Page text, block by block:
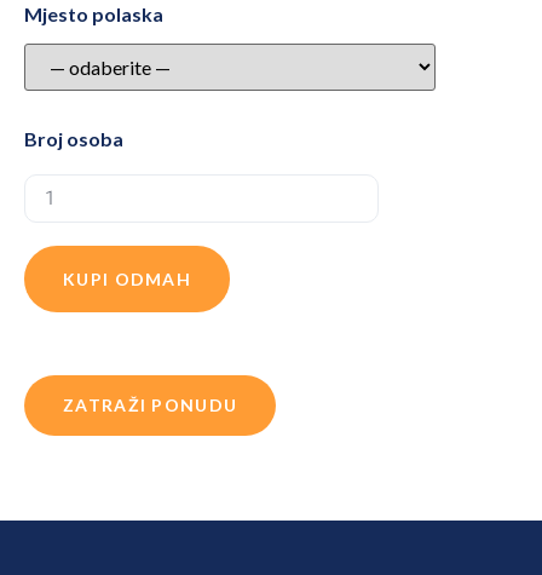
Mjesto polaska
Broj osoba
KUPI ODMAH
ZATRAŽI PONUDU